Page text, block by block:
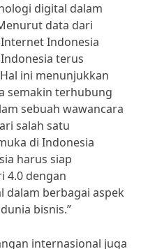
digital dalam
data dari
Internet Indonesia
terus
ini menunjukkan
semakin terhubung
sebuah wawancara
salah satu
di Indonesia
harus siap
4.0 dengan
berbagai aspek
bisnis.”
internasional juga